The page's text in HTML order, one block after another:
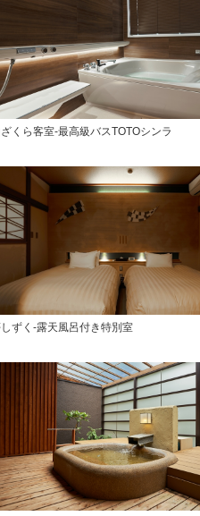
くら客室-最高級バスTOTOシンラ
ずく-露天風呂付き特別室